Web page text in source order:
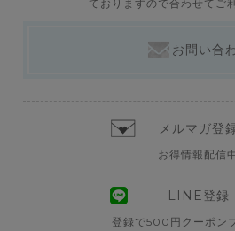
ておりますので合わせてご
お問い合
メルマガ登
お得情報配信
LINE登録
登録で500円クーポン